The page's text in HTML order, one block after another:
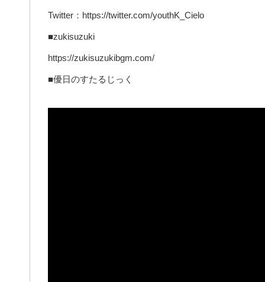
Twitter：https://twitter.com/youthK_Cielo
■zukisuzuki
https://zukisuzukibgm.com/
■優日のすたるじっく